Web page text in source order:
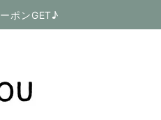
ポンGET♪